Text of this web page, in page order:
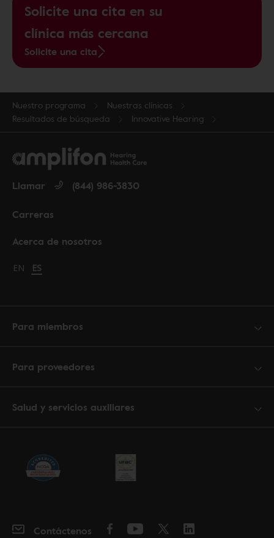
Solicite una cita en su
clínica más cercana
Solicite una cita
Nuestro programa
Nuestras clínicas
Resultados de búsqueda
Innovative Hearing
Acerca de nosotros
Carreras
Llamar (844) 986-3830
Change language to English
EN Cambiar idioma a español
ES
Para miembros
Para proveedores
Salud y servicios auxiliares
Contáctenos